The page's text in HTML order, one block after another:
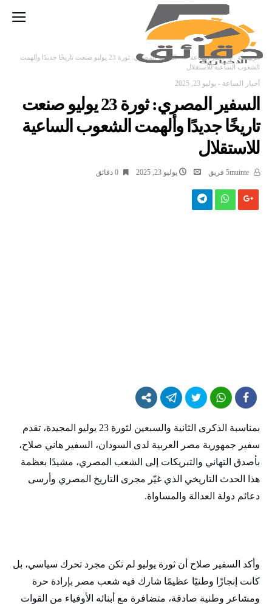
‫الرئيسية‬ أخبار الساعة
السفير المصري: ثورة 23 يوليو صنعت تاريخًا جديدًا وألهمت
الشعوب الساعية للاستقلال
أخبار الساعة - يوليو 23, 2025
السفير المصري: ثورة 23 يوليو صنعت
تاريخًا جديدًا وألهمت الشعوب الساعية
للاستقلال
يوليو 23, 2025 0 ‫دقائق‬
بمناسبة الذكرى الثانية والسبعين لثورة 23 يوليو المجيدة، تقدم
سفير جمهورية مصر العربية لدى السودان، السفير هاني صلاح،
بأصدق التهاني والتبريكات إلى الشعب المصري، مشيدًا بعظمة
هذا الحدث التاريخي الذي غيّر مجرى التاريخ المصري وأرسى
دعائم دولة العدالة والمساواة.
وأكد السفير صلاح أن ثورة يوليو لم تكن مجرد تحرك سياسي، بل
كانت إنجازًا وطنيًا عظيمًا شارك فيه شعب مصر بإرادة حرة
ومشاعر وطنية صادقة، متضافرة مع أبنائه الأوفياء من القوات